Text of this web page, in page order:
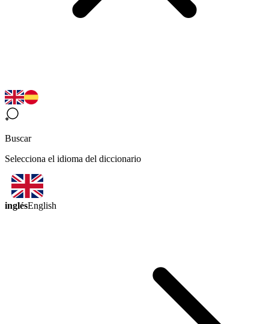
Buscar
Selecciona el idioma del diccionario
inglésEnglish